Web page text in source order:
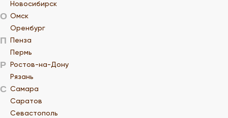
Новосибирск
О Омск
Оренбург
П
Пенза
Пермь
Р
Ростов-на-Дону
Рязань
С Самара
Саратов
Севастополь